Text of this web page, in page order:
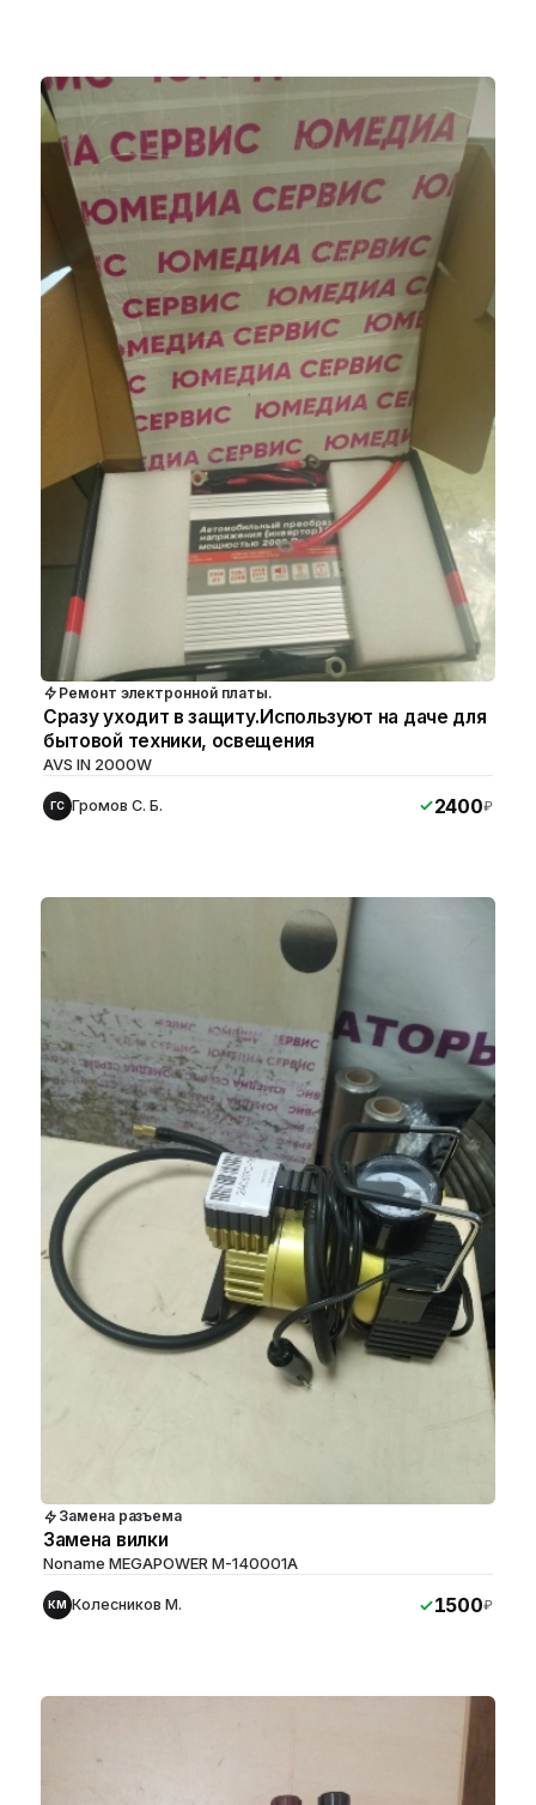
Ремонт электронной платы.
Сразу уходит в защиту.Используют на даче для
бытовой техники, освещения
AVS IN 2000W
ГС Громов С. Б. 2400₽
Замена разъема
Замена вилки
Noname MEGAPOWER M-140001A
КМ Колесников М. 1500₽